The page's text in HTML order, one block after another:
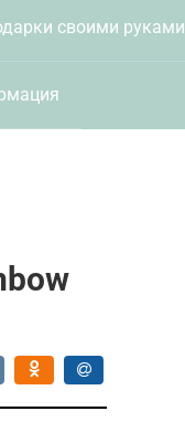
своими руками